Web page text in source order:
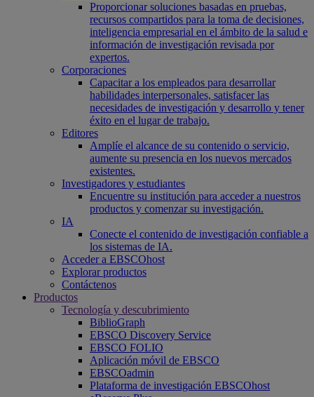
Proporcionar soluciones basadas en pruebas,
recursos compartidos para la toma de decisiones,
inteligencia empresarial en el ámbito de la salud e
información de investigación revisada por
expertos.
Corporaciones
Capacitar a los empleados para desarrollar
habilidades interpersonales, satisfacer las
necesidades de investigación y desarrollo y tener
éxito en el lugar de trabajo.
Editores
Amplíe el alcance de su contenido o servicio,
aumente su presencia en los nuevos mercados
existentes.
Investigadores y estudiantes
Encuentre su institución para acceder a nuestros
productos y comenzar su investigación.
IA
Conecte el contenido de investigación confiable a
los sistemas de IA.
Acceder a EBSCOhost
Explorar productos
Contáctenos
Productos
Tecnología y descubrimiento
BiblioGraph
EBSCO Discovery Service
EBSCO FOLIO
Aplicación móvil de EBSCO
EBSCOadmin
Plataforma de investigación EBSCOhost